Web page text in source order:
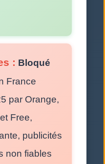
: Bloqué
France
par Orange,
Free,
publicités
non fiables